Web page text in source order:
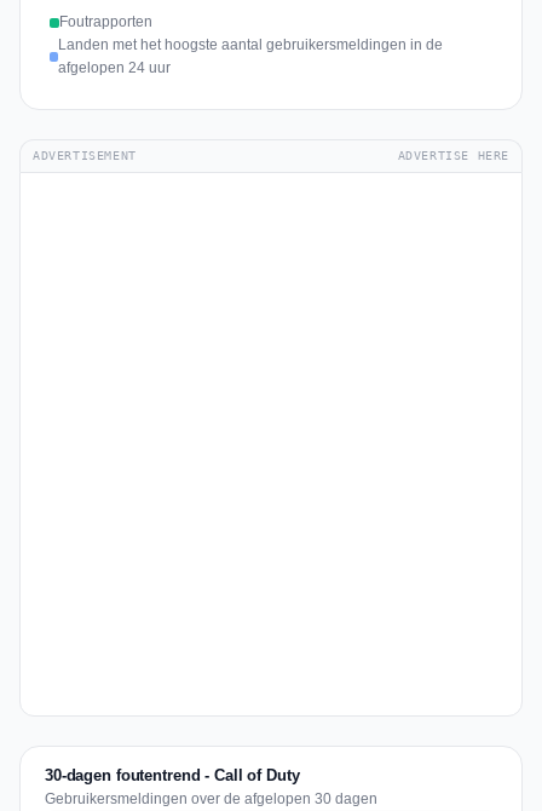
Foutrapporten
Landen met het hoogste aantal gebruikersmeldingen in de
afgelopen 24 uur
ADVERTISEMENT ADVERTISE HERE
30-dagen foutentrend - Call of Duty
Gebruikersmeldingen over de afgelopen 30 dagen